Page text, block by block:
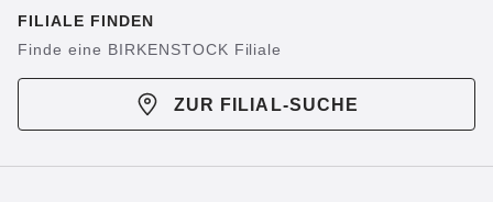
FILIALE FINDEN
Finde eine BIRKENSTOCK Filiale
ZUR FILIAL-SUCHE